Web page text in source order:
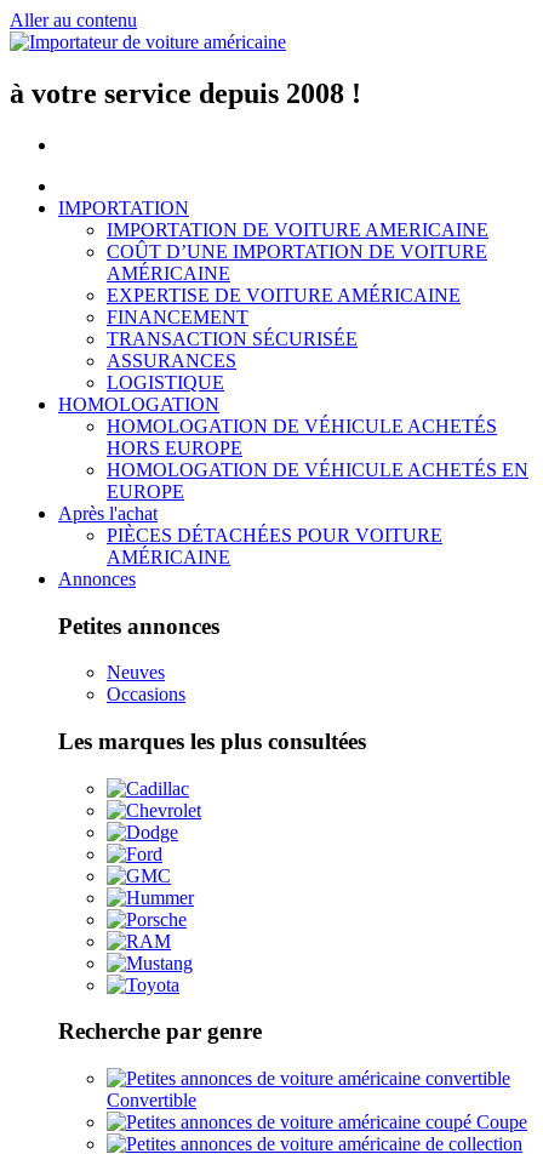
Aller au contenu
à votre service depuis 2008 !
IMPORTATION
IMPORTATION DE VOITURE AMERICAINE
COÛT D’UNE IMPORTATION DE VOITURE
AMÉRICAINE
EXPERTISE DE VOITURE AMÉRICAINE
FINANCEMENT
TRANSACTION SÉCURISÉE
ASSURANCES
LOGISTIQUE
HOMOLOGATION
HOMOLOGATION DE VÉHICULE ACHETÉS
HORS EUROPE
HOMOLOGATION DE VÉHICULE ACHETÉS EN
EUROPE
Après l'achat
PIÈCES DÉTACHÉES POUR VOITURE
AMÉRICAINE
Annonces
Petites annonces
Neuves
Occasions
Les marques les plus consultées
Recherche par genre
Convertible
Coupe